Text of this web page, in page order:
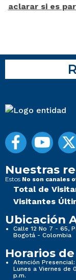
aclarar si es
Nuestras
Estos No son canales
Total de
Visitantes
Ubicación
Calle 12 No 7 - 65,
Bogotá - Colombia
Horarios
Atención Presencial:
Lunes a Viernes de
p.m.